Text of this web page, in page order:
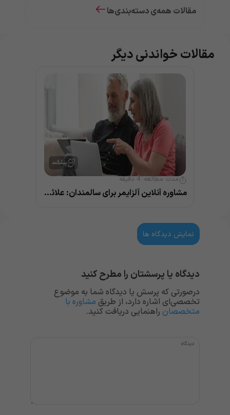
مقالات همه‌ی دسته‌بندی‌ها
مقالات خواندنی دیگر
مدت مطالعه:4 دقیقه
مشاوره آنلاین آلزایمر برای سالمندان: علائم + 4 درمان مؤثر
نمایش دیدگاه ها
دیدگاه یا پرسشتان را مطرح کنید
درصورتی که پرسش یا دیدگاه شما به موضوع
تخصصی‌ای اشاره دارد، از طریق مشاوره با
متخصصان راهنمایی دریافت کنید.